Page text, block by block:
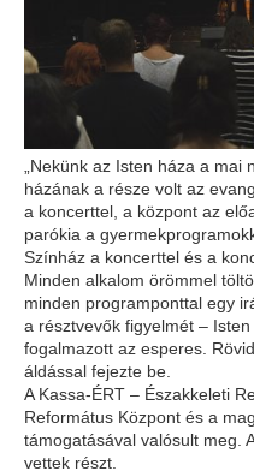
„Nekünk az Isten háza a
házának a része volt az
a koncerttel, a központ az
parókia a
Színház a koncerttel és a
Minden alkalom örömmel
minden programponttal egy
a résztvevők figyelmét –
fogalmazott az esperes.
áldással fejezte be.
A Kassa-ÉRT – Északkeleti
Református Központ és a
támogatásával valósult meg.
vettek részt.